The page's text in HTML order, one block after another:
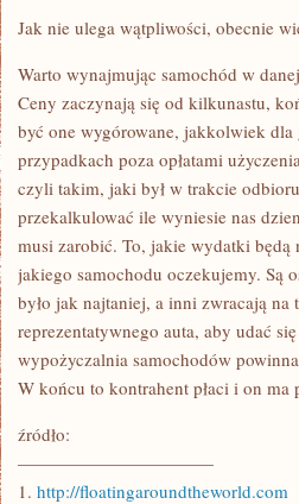
NIE
ULEGA
DZISIAJ
WIELE
OSÓB
ORAZ
PRZEDSIĘBIORSTW
STAWIA
NA
WŁASNEGO
Jak nie ulega wątpliwości, obecnie
Warto wynajmując samochód w
Ceny zaczynają się od kilkunastu,
być one wygórowane, jakkolwiek
przypadkach poza opłatami
czyli takim, jaki był w trakcie
przekalkulować ile wyniesie nas
musi zarobić. To, jakie wydatki będą
jakiego samochodu oczekujemy. Są
było jak najtaniej, a inni zwracają
reprezentatywnego auta, aby udać
wypożyczalnia samochodów
W końcu to kontrahent płaci i on ma
źródło:
———————————
1. http://floatingaroundtheworld.com